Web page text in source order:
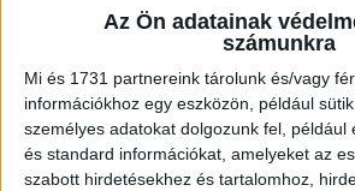
Az Ön adatainak
számunkra
Mi és 1731 partnereink tárolunk és/vagy
információkhoz egy eszközön, például
személyes adatokat dolgozunk fel, például
és standard információkat, amelyeket az
szabott hirdetésekhez és tartalomhoz,
oldalunkon sincs rólunk friss kép –
sem sztorizom, épp mit ebédelek –,
hogy eltűntünk volna. Egyszerűen
keresni. Velem akár napi három óra
’találkozni’, az életmódprogramom
csoportjában reggel és este is